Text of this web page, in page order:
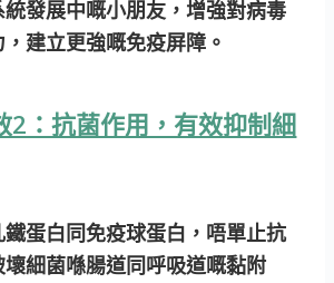
發展中嘅小朋友，增強對病毒
建立更強嘅免疫屏障。
2：抗菌作用，有效抑制細
蛋白同免疫球蛋白，唔單止抗
細菌喺腸道同呼吸道嘅黏附